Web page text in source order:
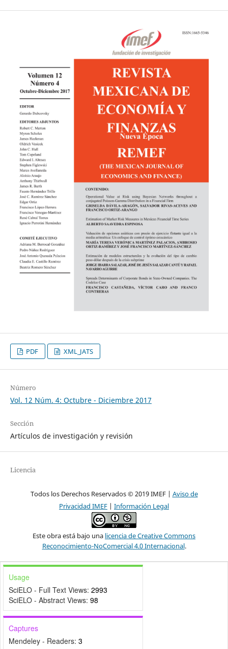
PDF XML_JATS
Número
Vol. 12 Núm. 4: Octubre - Diciembre 2017
Sección
Artículos de investigación y revisión
Licencia
Todos los Derechos Reservados © 2019 IMEF | Aviso de
Privacidad IMEF | Información Legal
Este obra está bajo una licencia de Creative Commons
Reconocimiento-NoComercial 4.0 Internacional.
Usage
SciELO - Full Text Views: 2993
SciELO - Abstract Views: 98
Captures
Mendeley - Readers: 3